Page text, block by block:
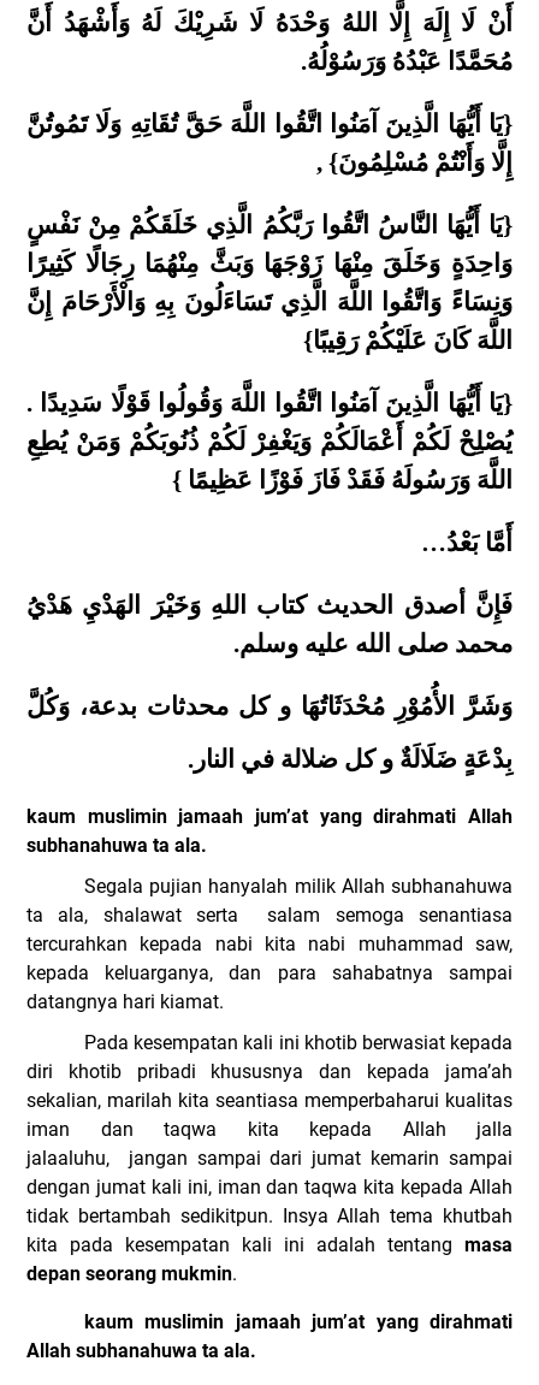
أَنْ لَا إِلَهَ إِلَّا اللهُ وَحْدَهُ لَا شَرِيْكَ لَهُ وَأَشْهَدُ أَنَّ
مُحَمَّدًا عَبْدُهُ وَرَسُوْلُهُ.
{يَا أَيُّهَا الَّذِينَ آمَنُوا اتَّقُوا اللَّهَ حَقَّ تُقَاتِهِ وَلَا تَمُوتُنَّ
إِلَّا وَأَنْتُمْ مُسْلِمُونَ} ,
{يَا أَيُّهَا النَّاسُ اتَّقُوا رَبَّكُمُ الَّذِي خَلَقَكُمْ مِنْ نَفْسٍ
وَاحِدَةٍ وَخَلَقَ مِنْهَا زَوْجَهَا وَبَثَّ مِنْهُمَا رِجَالًا كَثِيرًا
وَنِسَاءً وَاتَّقُوا اللَّهَ الَّذِي تَسَاءَلُونَ بِهِ وَالْأَرْحَامَ إِنَّ
اللَّهَ كَانَ عَلَيْكُمْ رَقِيبًا}
{يَا أَيُّهَا الَّذِينَ آمَنُوا اتَّقُوا اللَّهَ وَقُولُوا قَوْلًا سَدِيدًا .
يُصْلِحْ لَكُمْ أَعْمَالَكُمْ وَيَغْفِرْ لَكُمْ ذُنُوبَكُمْ وَمَنْ يُطِعِ
اللَّهَ وَرَسُولَهُ فَقَدْ فَازَ فَوْزًا عَظِيمًا }
أَمَّا بَعْدُ…
فَإِنَّ أصدق الحديث كتاب اللهِ وَخَيْرَ الهَدْيِ هَدْيُ
محمد صلى الله عليه وسلم.
وَشَرَّ الأُمُوْرِ مُحْدَثَاتُهَا و كل محدثات بدعة، وَكُلَّ
بِدْعَةٍ ضَلَالَةٌ و كل ضلالة في النار.
kaum muslimin jamaah jum’at yang dirahmati Allah
subhanahuwa ta ala.
Segala pujian hanyalah milik Allah subhanahuwa
ta ala, shalawat serta
salam semoga senantiasa
tercurahkan kepada nabi kita nabi muhammad saw,
kepada keluarganya, dan para sahabatnya sampai
datangnya hari kiamat.
Pada kesempatan kali ini khotib berwasiat kepada
diri khotib pribadi khususnya dan kepada jama’ah
sekalian, marilah kita seantiasa memperbaharui kualitas
iman dan taqwa kita kepada Allah jalla
jalaaluhu,
jangan sampaidari jumat kemarin sampai
dengan jumat kali ini, iman dan taqwa kita kepada Allah
tidak bertambah sedikitpun. Insya Allah tema khutbah
kita pada kesempatan kali ini adalah tentang masa
depan seorang mukmin.
kaum muslimin jamaah jum’at yang dirahmati
Allah subhanahuwa ta ala.